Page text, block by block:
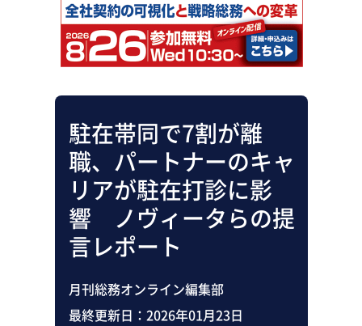
駐在帯同で7割が離
職、パートナーのキャ
リアが駐在打診に影
響 ノヴィータらの提
言レポート
月刊総務オンライン編集部
最終更新日： 2026年01月23日